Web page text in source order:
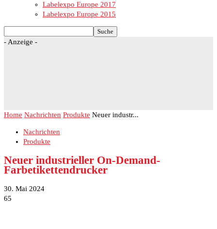
Labelexpo Europe 2017
Labelexpo Europe 2015
- Anzeige -
Home Nachrichten Produkte Neuer industr...
Nachrichten
Produkte
Neuer industrieller On-Demand-
Farbetikettendrucker
30. Mai 2024
65